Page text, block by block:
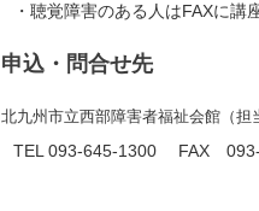
・聴覚障害のある人はFAXに講
申込・問合せ先
北九州市立西部障害者福祉会館（
TEL 093-645-1300 FAX 093-